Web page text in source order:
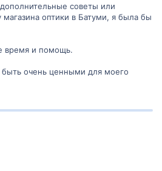
советы или
оптики в Батуми, я была бы
время и помощь.
очень ценными для моего